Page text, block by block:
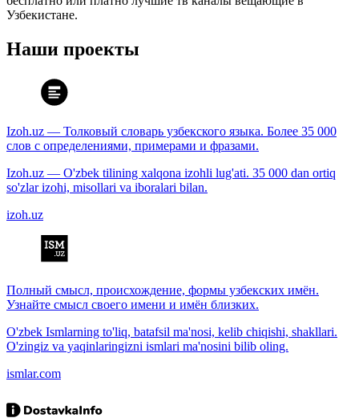
Узбекистане.
Наши проекты
Izoh.uz — Толковый словарь узбекского языка. Более 35 000
слов с определениями, примерами и фразами.
Izoh.uz — O'zbek tilining xalqona izohli lug'ati. 35 000 dan ortiq
so'zlar izohi, misollari va iboralari bilan.
izoh.uz
Полный смысл, происхождение, формы узбекских имён.
Узнайте смысл своего имени и имён близких.
O'zbek Ismlarning to'liq, batafsil ma'nosi, kelib chiqishi, shakllari.
O'zingiz va yaqinlaringizni ismlari ma'nosini bilib oling.
ismlar.com